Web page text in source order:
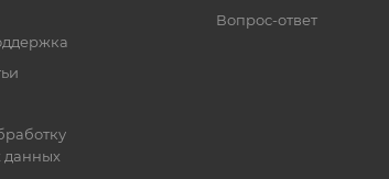
данных
Вопрос-ответ